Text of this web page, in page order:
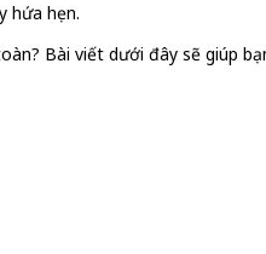
hứa hẹn.
Bài viết dưới đây sẽ giúp